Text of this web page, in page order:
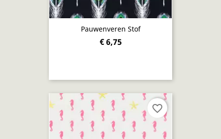
Pauwenveren Stof
€ 6,75
favorite_border